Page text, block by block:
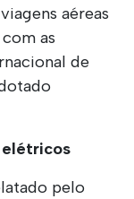
aéreas
as
de
elétricos
pelo